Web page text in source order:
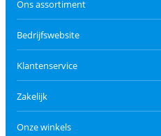
Ons assortiment
Bedrijfswebsite
Klantenservice
Zakelijk
Onze winkels